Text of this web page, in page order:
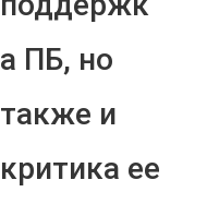
а ПБ, но
также и
критика ее